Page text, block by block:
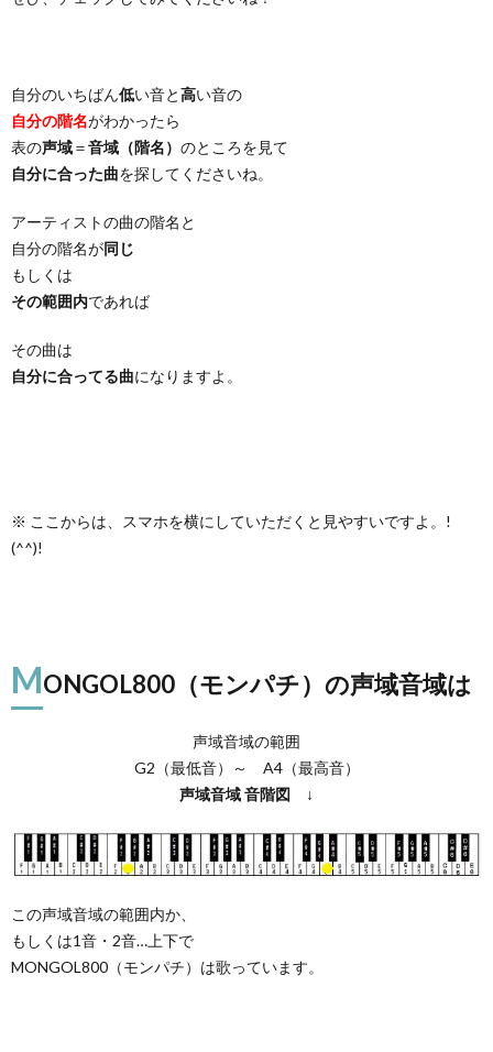
自分のいちばん低い音と高い音の
自分の階名がわかったら
表の声域＝音域（階名） のところを見て
自分に合った曲を探してくださいね。
アーティストの曲の階名と
自分の階名が同じ
もしくは
その範囲内であれば
その曲は
自分に合ってる曲になりますよ。
※ ここからは、スマホを横にしていただくと見やすいですよ。!
(^^)!
MONGOL800（モンパチ）の声域音域は
声域音域の範囲
G2（最低音）～ A4（最高音）
声域音域音階図 ↓
この声域音域の範囲内か、
もしくは1音・2音…上下で
MONGOL800（モンパチ）は歌っています。